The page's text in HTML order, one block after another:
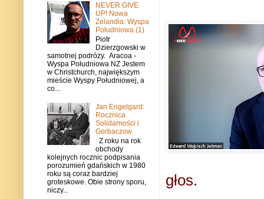
głos.
NEVER GIVE
UP! Nowa
Zelandia: Wyspa
Południowa (1)
Piotr
Dzierzgowski w
samotnej podróży. Aracoa -
Wyspa Południowa NZ Jestem
w Christchurch, największym
mieście Wyspy Południowej, a
co...
Jan Engelgard:
Rocznica
Solidarności i
Gorbaczow
Z roku na rok
obchody
kolejnych rocznic podpisania
porozumień gdańskich w 1980
roku są coraz bardziej
groteskowe. Obie strony sporu,
niczy...